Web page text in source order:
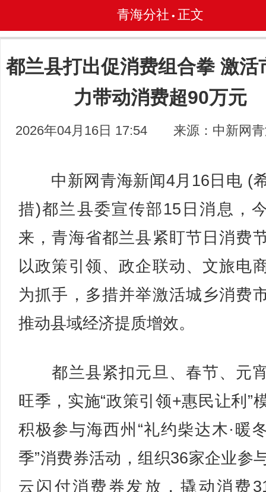
青海分社 • 正文
都兰县打出促消费组合拳 激活
力带动消费超90万元
2026年04月16日 17:54 来源：中新网
中新网青海新闻4月16日电 (
措)都兰县委宣传部15日消息，
来，青海省都兰县紧盯节日消费
以政策引领、政企联动、文旅电
为抓手，多措并举激活城乡消费
推动县域经济提质增效。
都兰县紧扣元旦、春节、元
旺季，实施“政策引领+惠民让利”
积极参与海西州“礼约柴达木·暖
季”消费券活动，组织36家企业参
云闪付消费券发放，撬动消费